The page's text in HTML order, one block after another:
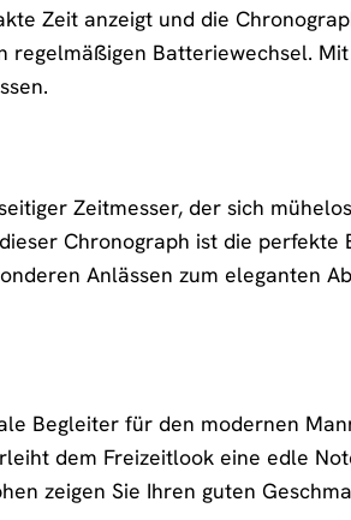
Zeit anzeigt und die
Batteriewechsel.
Zeitmesser, der sich
Chronograph ist die perfekte
Anlässen zum eleganten
Begleiter für den modernen
dem Freizeitlook eine edle
zeigen Sie Ihren guten